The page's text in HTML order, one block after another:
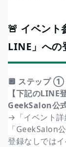
🚨 イベン
LINE」への
🔲 ステップ ①
【下記のLINE
GeekSalon公
→「イベント詳
「GeekSalon
登録なしでは